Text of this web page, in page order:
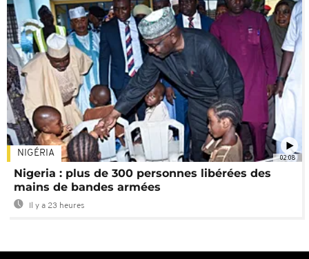
02:08
NIGÉRIA
Nigeria : plus de 300 personnes libérées des
mains de bandes armées
Il y a 23 heures